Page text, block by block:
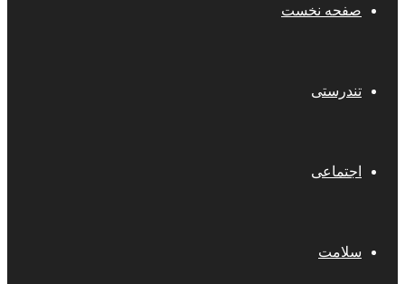
صفحه نخست
تندرستی
اجتماعی
سلامت